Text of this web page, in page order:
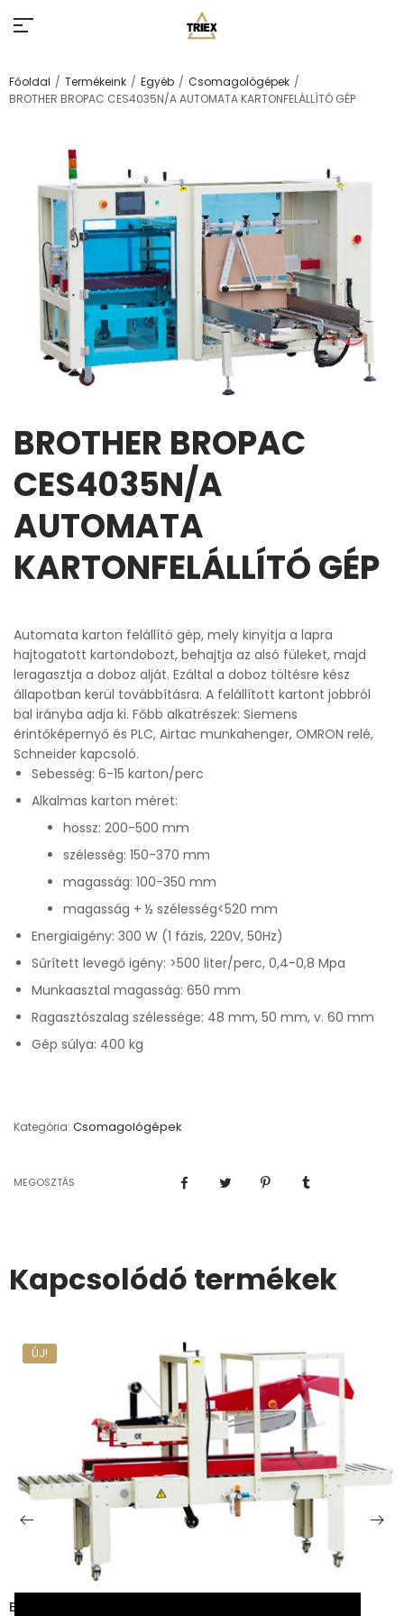
Főoldal / Termékeink / Egyéb / Csomagológépek /
BROTHER BROPAC CES4035N/A AUTOMATA KARTONFELÁLLÍTÓ GÉP
BROTHER BROPAC
CES4035N/A
AUTOMATA
KARTONFELÁLLÍTÓ GÉP
Automata karton felállító gép, mely kinyitja a lapra
hajtogatott kartondobozt, behajtja az alsó füleket, majd
leragasztja a doboz alját. Ezáltal a doboz töltésre kész
állapotban kerül továbbításra. A felállított kartont jobbról
bal irányba adja ki. Főbb alkatrészek: Siemens
érintőképernyő és PLC, Airtac munkahenger, OMRON relé,
Schneider kapcsoló.
Sebesség: 6-15 karton/perc
Alkalmas karton méret:
hossz: 200-500 mm
szélesség: 150-370 mm
magasság: 100-350 mm
magasság + ½ szélesség<520 mm
Energiaigény: 300 W (1 fázis, 220V, 50Hz)
Sűrített levegő igény: >500 liter/perc, 0,4-0,8 Mpa
Munkaasztal magasság: 650 mm
Ragasztószalag szélessége: 48 mm, 50 mm, v. 60 mm
Gép súlya: 400 kg
Kategória: Csomagológépek
MEGOSZTÁS
Kapcsolódó termékek
FX-AT5050D FÉL-